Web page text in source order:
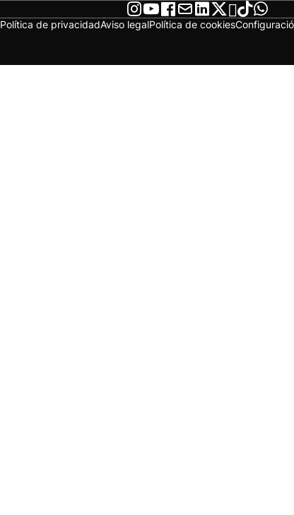
Política de privacidadAviso legalPolítica de cookies